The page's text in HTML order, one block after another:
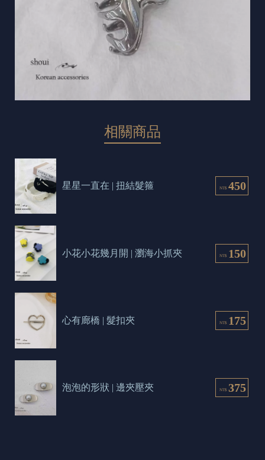
相關商品
NT$ 450
星星一直在 | 扭結髮箍
NT$ 150
小花小花幾月開 | 瀏海小抓夾
NT$ 175
心有廊橋 | 髮扣夾
NT$ 375
泡泡的形狀 | 邊夾壓夾